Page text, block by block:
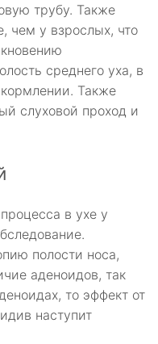
трубу. Также
чем у взрослых, что
среднего уха, в
Также
слуховой проход и
в ухе у
полости носа,
аденоидов, так
то эффект от
наступит